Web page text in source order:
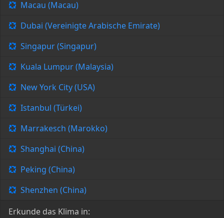
Macau (Macau)
Dubai (Vereinigte Arabische Emirate)
Singapur (Singapur)
Kuala Lumpur (Malaysia)
New York City (USA)
Istanbul (Türkei)
Marrakesch (Marokko)
Shanghai (China)
Peking (China)
Shenzhen (China)
Erkunde das Klima in: